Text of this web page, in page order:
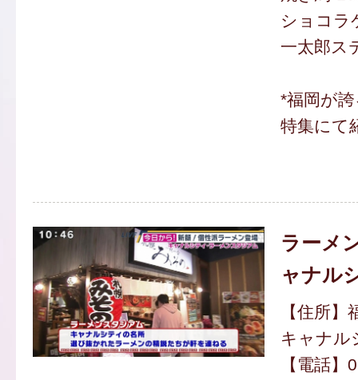
ショコラ
一太郎ス
*福岡が
特集にて
ラーメ
ャナル
【住所
キャナル
【電話